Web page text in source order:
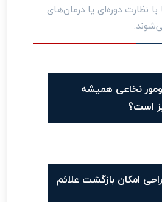
با نظارت دوره‌ای یا درمان‌های
نخاعی همیشه
است؟
امکان بازگشت علائم